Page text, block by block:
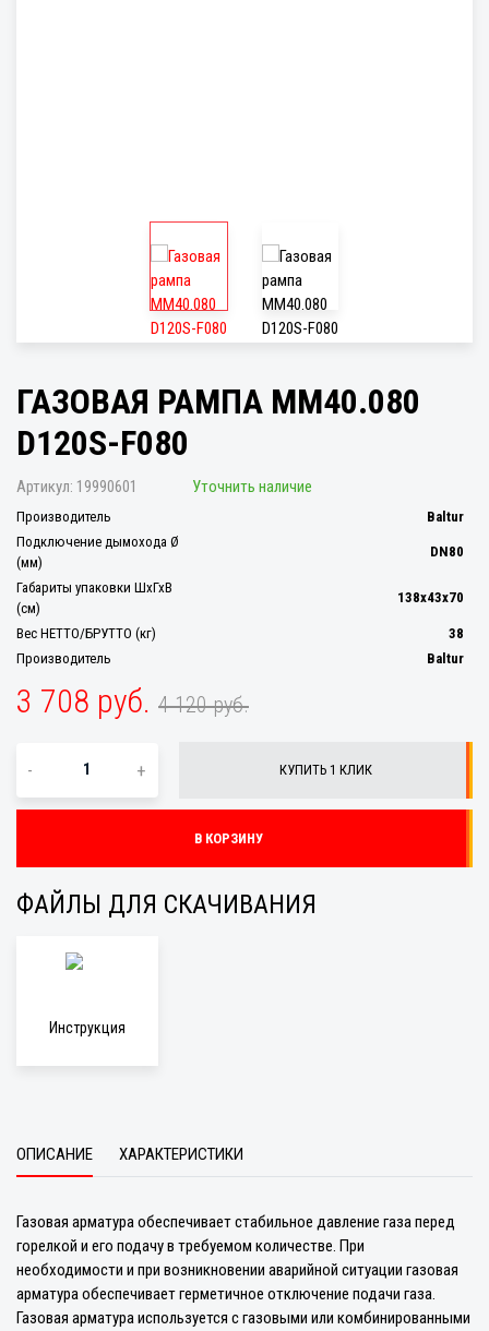
ГАЗОВАЯ РАМПА MM40.080
D120S-F080
Артикул: 19990601 Уточнить наличие
Производитель
Baltur
Подключение дымохода Ø
(мм)
DN80
Габариты упаковки ШхГхВ
(см)
138x43x70
Вес НЕТТО/БРУТТО (кг)
38
Производитель
Baltur
3 708 руб. 4 120 руб.
- + КУПИТЬ 1 КЛИК
В КОРЗИНУ
ФАЙЛЫ ДЛЯ СКАЧИВАНИЯ
Инструкция
ОПИСАНИЕ ХАРАКТЕРИСТИКИ
Газовая арматура обеспечивает стабильное давление газа перед
горелкой и его подачу в требуемом количестве. При
необходимости и при возникновении аварийной ситуации газовая
арматура обеспечивает герметичное отключение подачи газа.
Газовая арматура используется с газовыми или комбинированными